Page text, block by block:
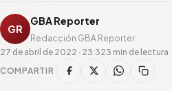
GR
GBA Reporter
Redacción GBA Reporter
27 de abril de 2022 · 23:323 min de lectura
COMPARTIR